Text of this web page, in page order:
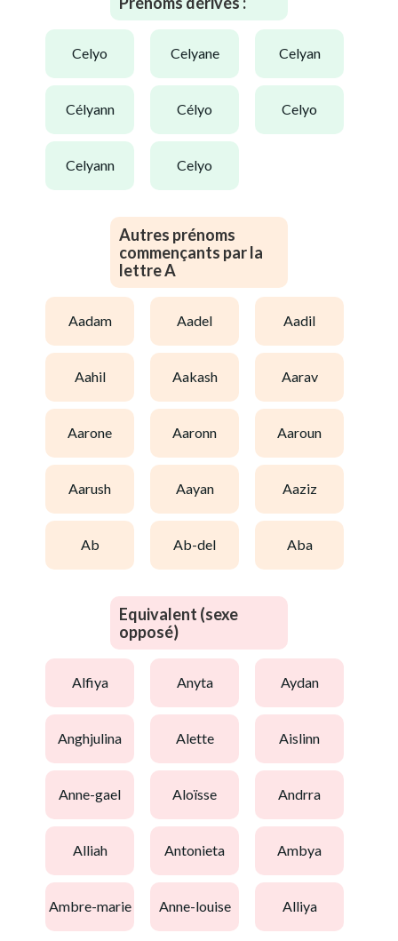
celyo celyane celyan
célyann célyo celyo
celyann celyo
Autres prénoms
commençants par la
lettre A
aadam aadel aadil
aahil aakash aarav
aarone aaronn aaroun
aarush aayan aaziz
ab ab-del aba
Equivalent (sexe
opposé)
alfiya anyta aydan
anghjulina alette aislinn
anne-gael aloïsse andrra
alliah antonieta ambya
ambre-marie anne-louise alliya